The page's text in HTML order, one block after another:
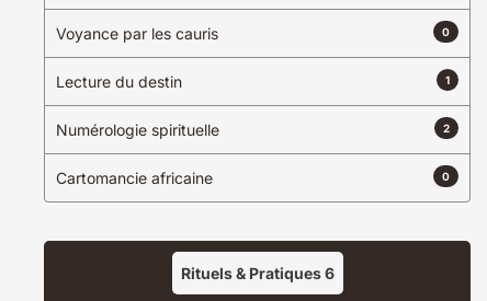
Voyance par les cauris 0
Lecture du destin 1
Numérologie spirituelle 2
Cartomancie africaine 0
Rituels & Pratiques6
Exemple :envoûtement rituel d'amour
voyance
Exemple :Paris Lyon Marseille